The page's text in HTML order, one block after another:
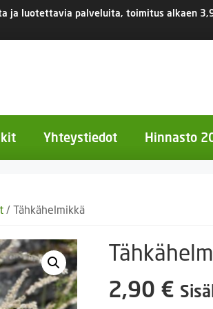
ja luotettavia palveluita, toimitus alkaen
kukat
Ruukut
Yhteystiedot Hinnasto
/ Tähkähelmikkä
2,90 €